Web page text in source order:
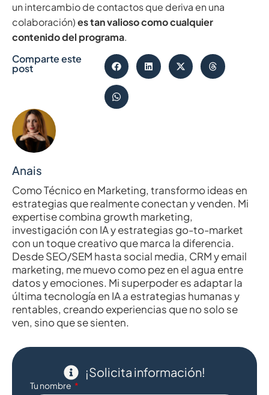
¡Solicita información!
Tu nombre
un intercambio de contactos que deriva en una
colaboración)es tan valioso como cualquier
contenido del programa.
Anais
Como Técnico en Marketing, transformo ideas en
estrategias que realmente conectan y venden. Mi
expertise combina growth marketing,
investigación con IA y estrategias go-to-market
con un toque creativo que marca la diferencia.
Desde SEO/SEM hasta social media, CRM y email
marketing, me muevo como pez en el agua entre
datos y emociones. Mi superpoder es adaptar la
última tecnología en IA a estrategias humanas y
rentables, creando experiencias que no solo se
ven, sino que se sienten.
Comparte este
post